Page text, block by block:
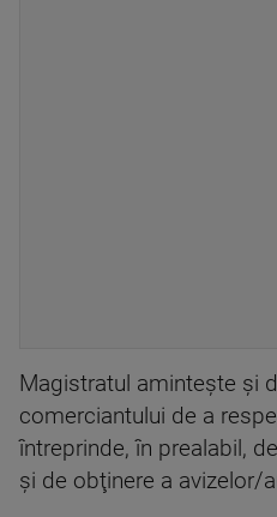
Magistratul aminteşte şi
comerciantului de a
întreprinde, în prealabil,
şi de obţinere a avizelor/